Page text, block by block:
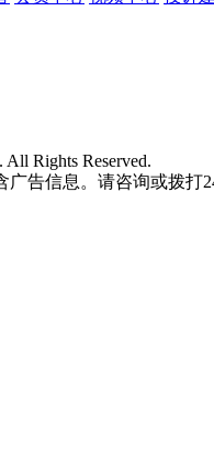
Rights Reserved.
告信息。请咨询或拨打